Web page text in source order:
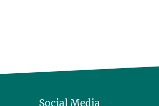
Social Media